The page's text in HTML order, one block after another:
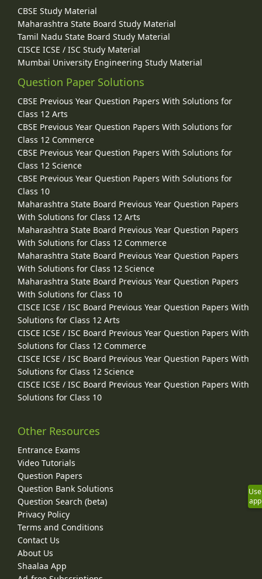
CBSE Study Material
Maharashtra State Board Study Material
Tamil Nadu State Board Study Material
CISCE ICSE / ISC Study Material
Mumbai University Engineering Study Material
Question Paper Solutions
CBSE Previous Year Question Papers With Solutions for
Class 12 Arts
CBSE Previous Year Question Papers With Solutions for
Class 12 Commerce
CBSE Previous Year Question Papers With Solutions for
Class 12 Science
CBSE Previous Year Question Papers With Solutions for
Class 10
Maharashtra State Board Previous Year Question Papers
With Solutions for Class 12 Arts
Maharashtra State Board Previous Year Question Papers
With Solutions for Class 12 Commerce
Maharashtra State Board Previous Year Question Papers
With Solutions for Class 12 Science
Maharashtra State Board Previous Year Question Papers
With Solutions for Class 10
CISCE ICSE / ISC Board Previous Year Question Papers With
Solutions for Class 12 Arts
CISCE ICSE / ISC Board Previous Year Question Papers With
Solutions for Class 12 Commerce
CISCE ICSE / ISC Board Previous Year Question Papers With
Solutions for Class 12 Science
CISCE ICSE / ISC Board Previous Year Question Papers With
Solutions for Class 10
Other Resources
Entrance Exams
Video Tutorials
Question Papers
Question Bank Solutions
Question Search (beta)
Privacy Policy
Terms and Conditions
Contact Us
About Us
Shaalaa App
Use
app